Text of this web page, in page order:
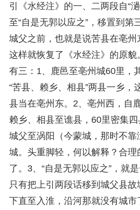
引《水经注》的一、二两段自“
至“自是无郭以应之”，移置到第
城父之前，也就是说苦县在亳州
这样就恢复了《水经注》的原
有三：1、鹿邑至亳州城60里，
“苦县、赖乡、相县”两县一乡，
县当在亳州东。2、亳州西，自
赖乡、相县至谯县，60里密集四
城父至涡阳（今蒙城，那时不
城。头重脚轻，何以解释？合
了。3、“自是无郭以应之”，就
只有把上引两段话移到城父县
下直至入淮，沿河那就没有城市